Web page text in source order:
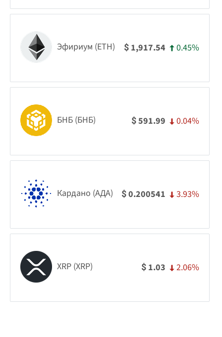
Эфириум (ETH) $ 1,917.54 0.45%
БНБ (БНБ) $591.99 0.04%
Кардано (АДА) $0.200541 3.93%
XRP (XRP) $ 1.03 2.06%